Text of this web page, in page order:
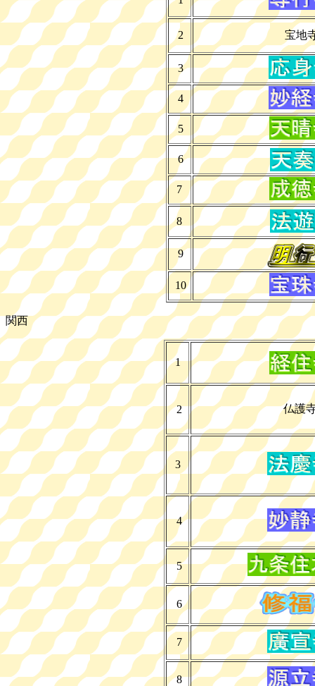
2 宝地
3
4
5
6
7
8
9
10
関西
1
2 仏護
3
4
5
6
7
8